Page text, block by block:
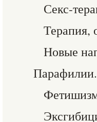
Секс-
Терапия,
Новые
Парафилии.